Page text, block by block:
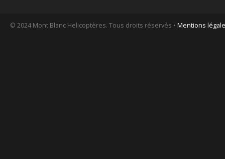
© 2024 Mont Blanc Helicoptères. Tous droits réservés • Mentions